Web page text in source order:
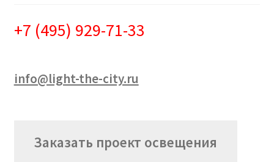
+7 (495) 929-71-33
info@light-the-city.ru
Заказать проект освещения